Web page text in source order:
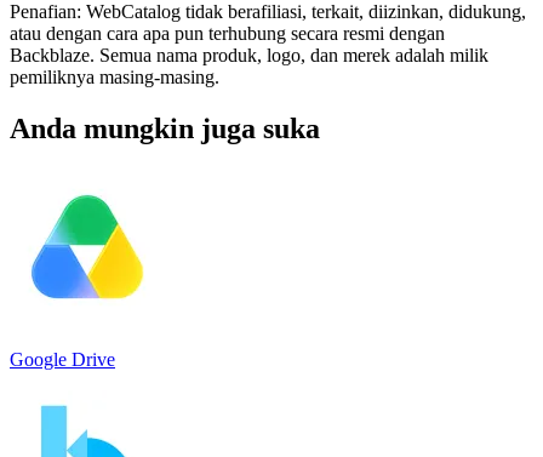
Penafian: WebCatalog tidak berafiliasi, terkait, diizinkan, didukung,
atau dengan cara apa pun terhubung secara resmi dengan
Backblaze. Semua nama produk, logo, dan merek adalah milik
pemiliknya masing-masing.
Anda mungkin juga suka
Google Drive